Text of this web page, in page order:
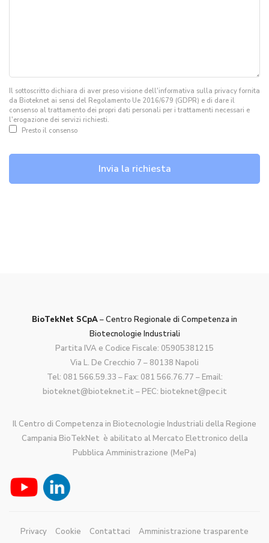
Il sottoscritto dichiara di aver preso visione dell'informativa sulla privacy fornita
da Bioteknet ai sensi del Regolamento Ue 2016/679 (GDPR) e di dare il
consenso al trattamento dei propri dati personali per i trattamenti necessari e
l'erogazione dei servizi richiesti.
Presto il consenso
BioTekNet SCpA– Centro Regionale di Competenza in
Biotecnologie Industriali
Partita IVA e Codice Fiscale: 05905381215
Via L. De Crecchio 7 – 80138 Napoli
Tel: 081 566.59.33 – Fax: 081 566.76.77 – Email:
bioteknet@bioteknet.it – PEC: bioteknet@pec.it
Il Centro di Competenza in Biotecnologie Industriali della Regione
Campania BioTekNet è abilitato al Mercato Elettronico della
Pubblica Amministrazione (MePa)
Privacy Cookie Contattaci
Amministrazione trasparente